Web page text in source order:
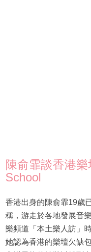
陳俞霏談香港
School
香港出身的陳俞霏19歲
稱，游走於各地發展音
樂頻道「本土樂人訪」
她認為香港的樂壇欠缺